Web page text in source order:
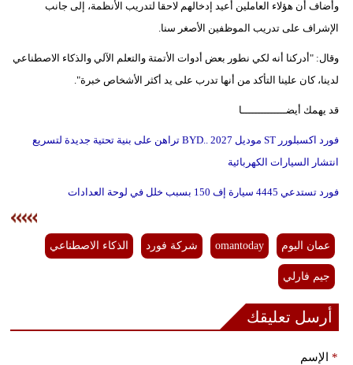
وأضاف أن هؤلاء العاملين أعيد إدخالهم لاحقا لتدريب الأنظمة، إلى جانب
الإشراف على تدريب الموظفين الأصغر سنا.
وقال: "أدركنا أنه لكي نطور بعض أدوات الأتمتة والتعلم الآلي والذكاء الاصطناعي
لدينا، كان علينا التأكد من أنها تدرب على يد أكثر الأشخاص خبرة".
قد يهمك أيضــــــــــــــا
فورد اكسبلورر ST موديل 2027 ..BYD تراهن على بنية تحتية جديدة لتسريع
انتشار السيارات الكهربائية
فورد تستدعي 4445 سيارة إف 150 بسبب خلل في لوحة العدادات
عمان اليوم omantoday شركة فورد الذكاء الاصطناعي
جيم فارلي
أرسل تعليقك
الإسم *